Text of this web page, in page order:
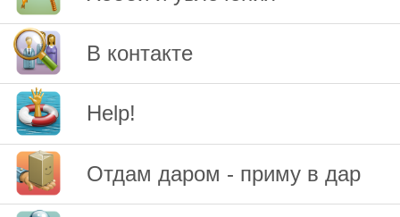
В контакте
Help!
Отдам даром - приму в дар